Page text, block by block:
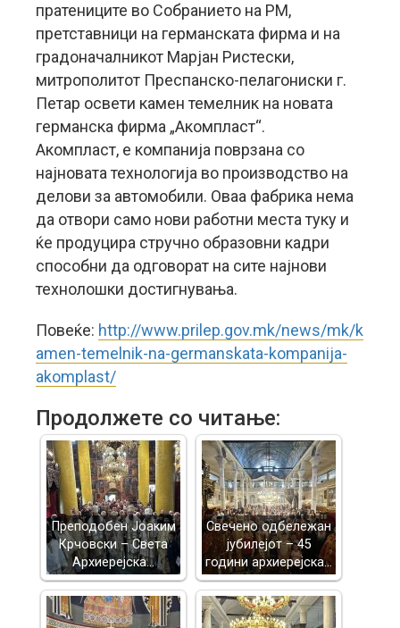
пратениците во Собранието на РМ,
претставници на германската фирма и на
градоначалникот Марјан Ристески,
митрополитот Преспанско-пелагониски г.
Петар освети камен темелник на новата
германска фирма „Акомпласт“.
Акомпласт, е компанија поврзана со
најновата технологија во производство на
делови за автомобили. Оваа фабрика нема
да отвори само нови работни места туку и
ќе продуцира стручно образовни кадри
способни да одговорат на сите најнови
технолошки достигнувања.
Повеќе: http://www.prilep.gov.mk/news/mk/k
amen-temelnik-na-germanskata-kompanija-
akomplast/
Продолжете со читање:
Преподобен Јоаким
Крчовски – Света
Архиерејска…
Свечено одбележан
јубилејот – 45
години архиерејска…